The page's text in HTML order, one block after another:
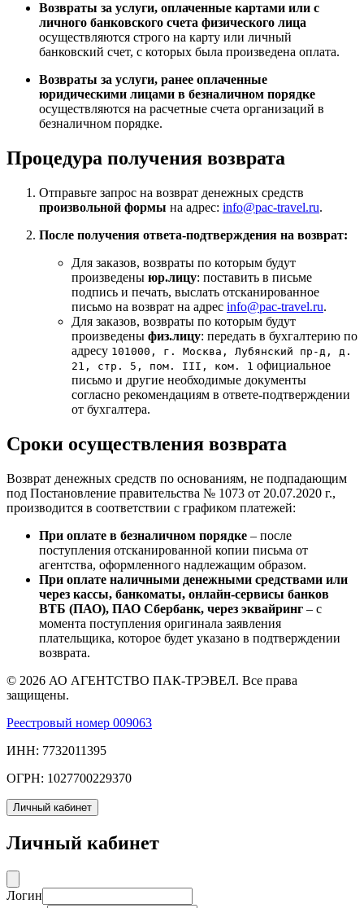
Возвраты за услуги, оплаченные картами или с
личного банковского счета физического лица
осуществляются строго на карту или личный
банковский счет, с которых была произведена оплата.
Возвраты за услуги, ранее оплаченные
юридическими лицами в безналичном порядке
осуществляются на расчетные счета организаций в
безналичном порядке.
Процедура получения возврата
Отправьте запрос на возврат денежных средств
произвольной формы на адрес: info@pac-travel.ru.
После получения ответа-подтверждения на возврат:
Для заказов, возвраты по которым будут
произведены юр.лицу: поставить в письме
подпись и печать, выслать отсканированное
письмо на возврат на адрес info@pac-travel.ru.
Для заказов, возвраты по которым будут
произведены физ.лицу: передать в бухгалтерию по
адресу 101000, г. Москва, Лубянский пр-д, д.
21, стр. 5, пом. III, ком. 1 официальное
письмо и другие необходимые документы
согласно рекомендациям в ответе-подтверждении
от бухгалтера.
Сроки осуществления возврата
Возврат денежных средств по основаниям, не подпадающим
под Постановление правительства № 1073 от 20.07.2020 г.,
производится в соответствии с графиком платежей:
При оплате в безналичном порядке – после
поступления отсканированной копии письма от
агентства, оформленного надлежащим образом.
При оплате наличными денежными средствами или
через кассы, банкоматы, онлайн-сервисы банков
ВТБ (ПАО), ПАО Сбербанк, через эквайринг – с
момента поступления оригинала заявления
плательщика, которое будет указано в подтверждении
возврата.
© 2026 АО АГЕНТСТВО ПАК-ТРЭВЕЛ. Все права
защищены.
Реестровый номер 009063
ИНН: 7732011395
ОГРН: 1027700229370
Личный кабинет
Личный кабинет
Логин